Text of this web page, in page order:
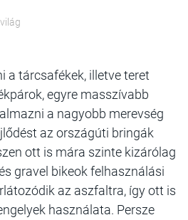
a tárcsafékek, illetve teret
egyre masszívabb
a nagyobb merevség
az országúti bringák
ott is mára szinte kizárólag
gravel bikeok felhasználási
az aszfaltra, így ott is
használata. Persze